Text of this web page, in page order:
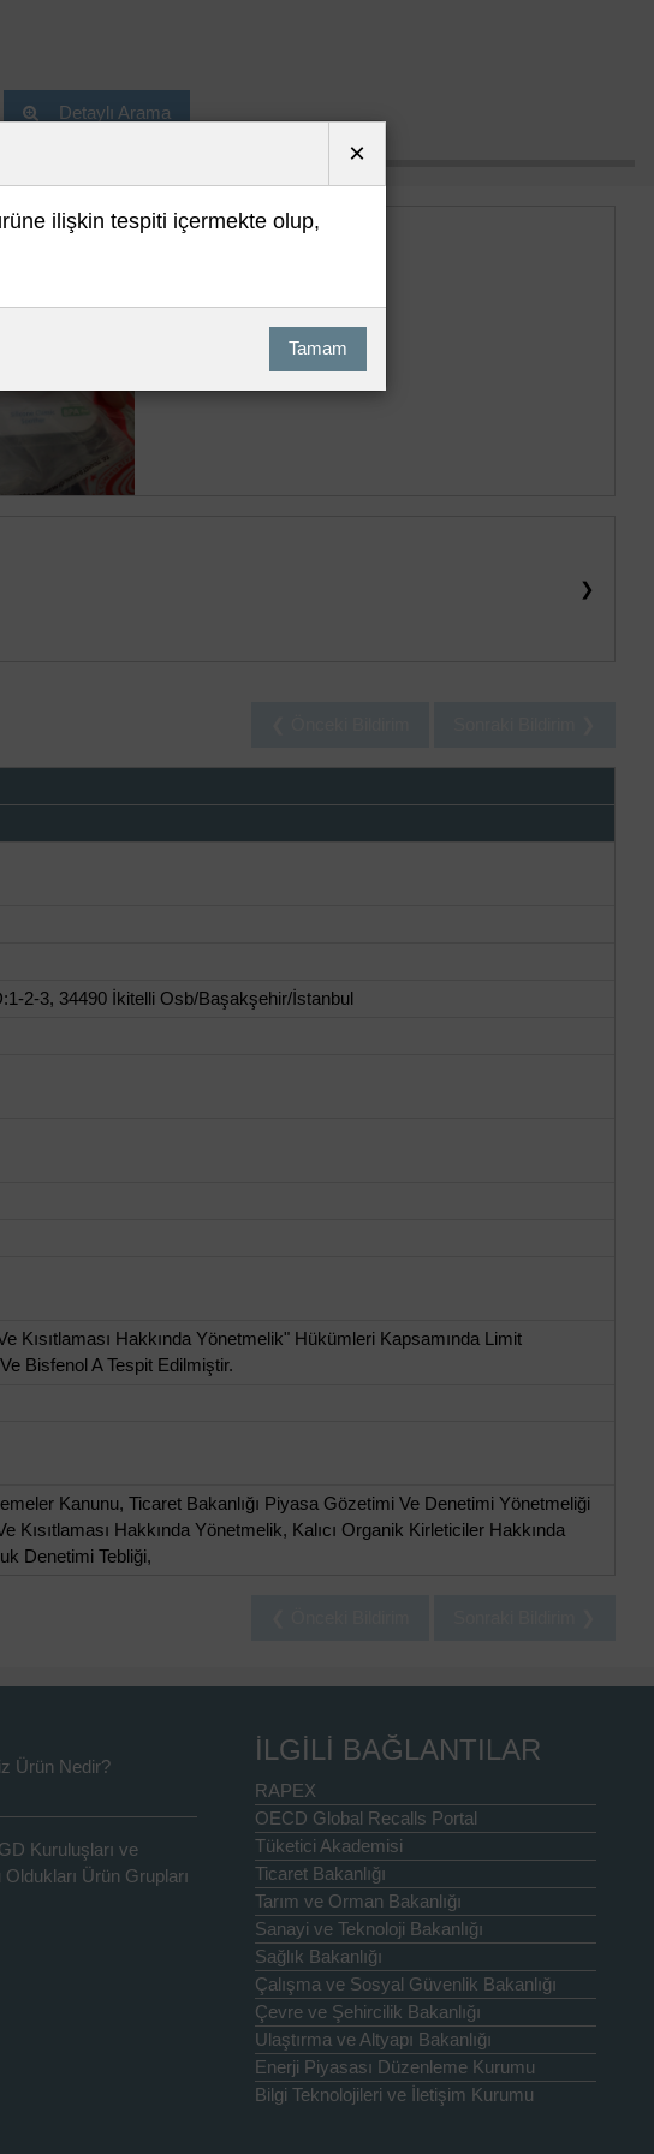
Detaylı Arama
❯
2-3, 34490 İkitelli Osb/Başakşehir/İstanbul
Kısıtlaması Hakkında Yönetmelik" Hükümleri Kapsamında Limit
Bisfenol A Tespit Edilmiştir.
Kanunu, Ticaret Bakanlığı Piyasa Gözetimi Ve Denetimi Yönetmeliği
Kısıtlaması Hakkında Yönetmelik, Kalıcı Organik Kirleticiler Hakkında
Denetimi Tebliği,
Ürün Nedir?
Kuruluşları ve
Ürün Grupları
İLGİLİ BAĞLANTILAR
RAPEX
OECD Global Recalls Portal
Tüketici Akademisi
Ticaret Bakanlığı
Tarım ve Orman Bakanlığı
Sanayi ve Teknoloji Bakanlığı
Sağlık Bakanlığı
Çalışma ve Sosyal Güvenlik Bakanlığı
Çevre ve Şehircilik Bakanlığı
Ulaştırma ve Altyapı Bakanlığı
Enerji Piyasası Düzenleme Kurumu
Bilgi Teknolojileri ve İletişim Kurumu
×
ilişkin tespiti içermekte olup,
Tamam